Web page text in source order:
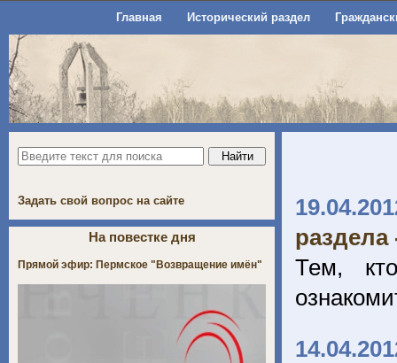
Главная Исторический раздел
Тем,
Задать свой вопрос на сайте
На повестке дня
Прямой эфир: Пермское "Возвращение имён"